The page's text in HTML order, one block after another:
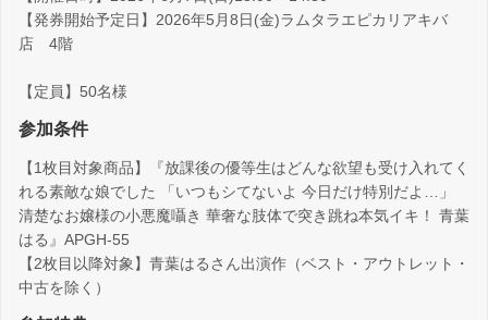
【発券開始予定日】2026年5月8日(金)ラムタラエピカリアキバ
店 4階
【定員】50名様
参加条件
【1枚目対象商品】『放課後の優等生はどんな欲望も受け入れてく
れる素敵な娘でした 「いつもシてないよ 今日だけ特別だよ…」
清楚なお嬢様の小悪魔囁き 華奢な肢体で突き跳ね本気イキ！ 青葉
はる』APGH-55
【2枚目以降対象】青葉はるさん出演作（ベスト・アウトレット・
中古を除く）